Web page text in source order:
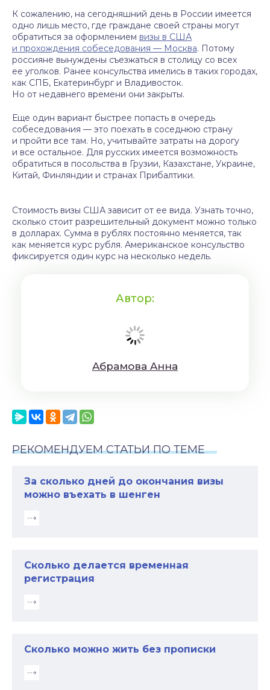
К сожалению, на сегодняшний день в России имеется
одно лишь место, где граждане своей страны могут
обратиться за оформлением визы в США
и прохождения собеседования — Москва. Потому
россияне вынуждены съезжаться в столицу со всех
ее уголков. Ранее консульства имелись в таких городах,
как СПБ, Екатеринбург и Владивосток.
Но от недавнего времени они закрыты.
Еще один вариант быстрее попасть в очередь
собеседования — это поехать в соседнюю страну
и пройти все там. Но, учитывайте затраты на дорогу
и все остальное. Для русских имеется возможность
обратиться в посольства в Грузии, Казахстане, Украине,
Китай, Финляндии и странах Прибалтики.
Стоимость визы США зависит от ее вида. Узнать точно,
сколько стоит разрешительный документ можно только
в долларах. Сумма в рублях постоянно меняется, так
как меняется курс рубля. Американское консульство
фиксируется один курс на несколько недель.
Автор:
Aбрaмoвa Aннa
РЕКОМЕНДУЕМ СТАТЬИ ПО ТЕМЕ
За сколько дней до окончания визы
можно въехать в шенген
Сколько делается временная
регистрация
Сколько можно жить без прописки